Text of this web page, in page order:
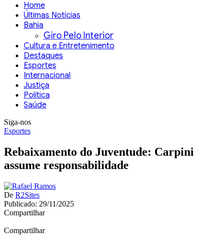
Home
Últimas Notícias
Bahia
Giro Pelo Interior
Cultura e Entretenimento
Destaques
Esportes
Internacional
Justiça
Política
Saúde
Siga-nos
Esportes
Rebaixamento do Juventude: Carpini
assume responsabilidade
De R2Sites
Publicado: 29/11/2025
Compartilhar
Compartilhar